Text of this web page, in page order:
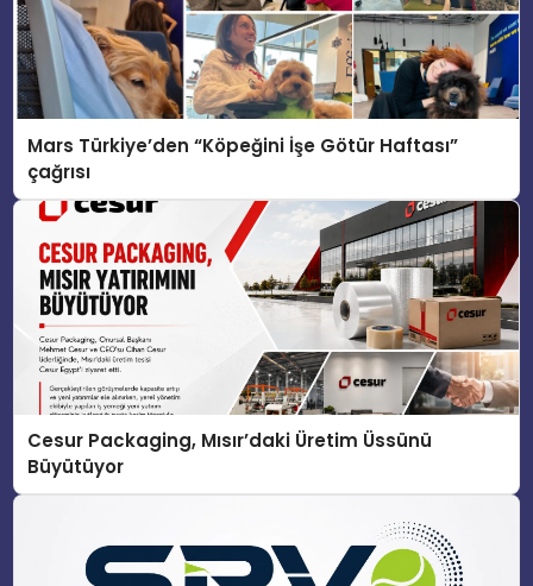
Mars Türkiye’den “Köpeğini İşe Götür Haftası”
çağrısı
Cesur Packaging, Mısır’daki Üretim Üssünü
Büyütüyor